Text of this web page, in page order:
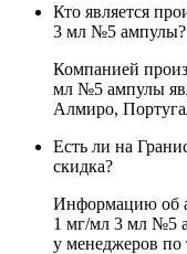
Кто является
3 мл №5 ампулы?
Компанией
мл №5 ампулы
Алмиро,
Есть ли на
скидка?
Информацию об
1 мг/мл 3 мл №5
у менеджеров по